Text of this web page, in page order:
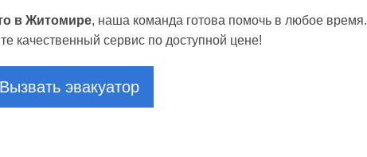
в Житомире, наша команда готова помочь в любое время.
качественный сервис по доступной цене!
Вызвать эвакуатор